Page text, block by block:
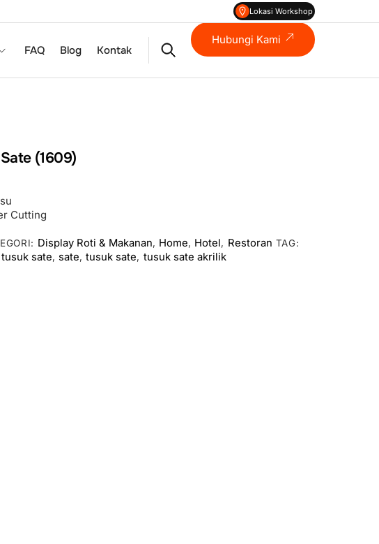
Lokasi Workshop
Search
FAQ Blog Kontak
Hubungi Kami
(1609)
Cutting
Display Roti & Makanan, Home, Hotel, Restoran TAG:
sate, sate,tusuk sate, tusuk sate akrilik